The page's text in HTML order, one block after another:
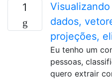
1
dados,
projeções,
Eu tenho um
pessoas,
quero extrair